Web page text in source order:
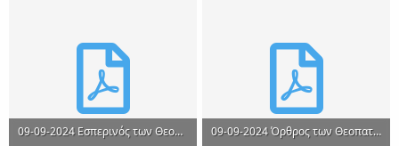
09-09-2024 Εσπερινός των Θεοπατόρων.pdf
09-09-2024 Όρθρος των Θεοπατόρων Εορτάσιμος.pdf